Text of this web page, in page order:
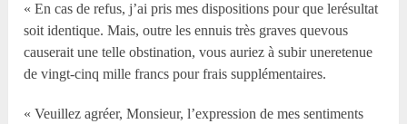
« En cas de refus, j’ai pris mes dispositions pour que lerésultat
soit identique. Mais, outre les ennuis très graves quevous
causerait une telle obstination, vous auriez à subir uneretenue
de vingt-cinq mille francs pour frais supplémentaires.
« Veuillez agréer, Monsieur, l’expression de mes sentiments